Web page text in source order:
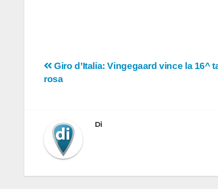
Navigazione
Giro d’Italia: Vingegaard vince la 16^
rosa
Di